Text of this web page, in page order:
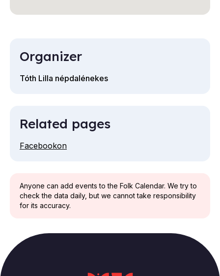
Anyone can add events to the Folk Calendar. We try to
check the data daily, but we cannot take responsibility
for its accuracy.
Organizer
Tóth Lilla népdalénekes
Related pages
Facebookon